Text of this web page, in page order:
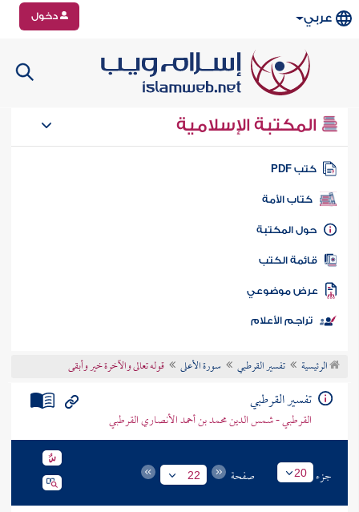
عربي دخول
المكتبة الإسلامية
كتب PDF
كتاب الأمة
المكتبة
الكتب
موضوعي
تراجم الأعلام
الرئيسية تفسير القرطبي سورة الأعلى قوله تعالى والآخرة خير وأبقى
تفسير القرطبي
القرطبي - شمس الدين محمد بن أحمد الأنصاري القرطبي
جزء 20 صفحة 22